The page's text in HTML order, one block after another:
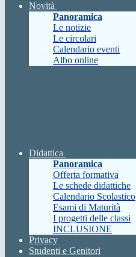
Novità
Panoramica
Le notizie
Le circolari
Calendario eventi
Albo online
Didattica
Panoramica
Offerta formativa
Le schede didattiche
Calendario Scolastico
Esami di Maturità
I progetti delle classi
INCLUSIONE
Privacy
Studenti e Genitori